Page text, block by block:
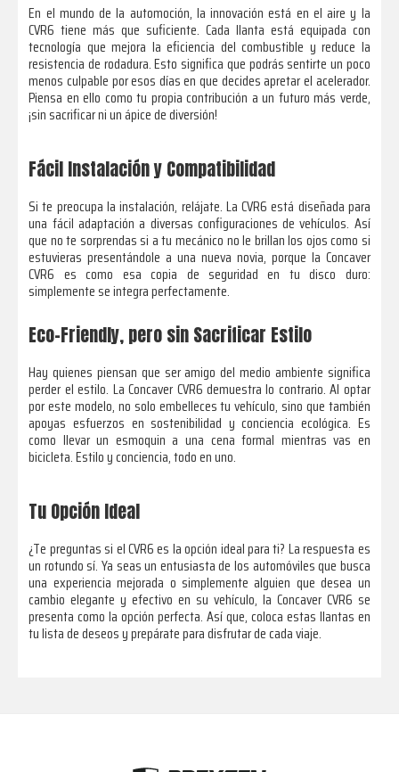
En el mundo de la automoción, la innovación está en el aire y la
CVR6 tiene más que suficiente. Cada llanta está equipada con
tecnología que mejora la eficiencia del combustible y reduce la
resistencia de rodadura. Esto significa que podrás sentirte un poco
menos culpable por esos días en que decides apretar el acelerador.
Piensa en ello como tu propia contribución a un futuro más verde,
¡sin sacrificar ni un ápice de diversión!
Fácil Instalación y Compatibilidad
Si te preocupa la instalación, relájate. La CVR6 está diseñada para
una fácil adaptación a diversas configuraciones de vehículos. Así
que no te sorprendas si a tu mecánico no le brillan los ojos como si
estuvieras presentándole a una nueva novia, porque la Concaver
CVR6 es como esa copia de seguridad en tu disco duro:
simplemente se integra perfectamente.
Eco-Friendly, pero sin Sacrificar Estilo
Hay quienes piensan que ser amigo del medio ambiente significa
perder el estilo. La Concaver CVR6 demuestra lo contrario. Al optar
por este modelo, no solo embelleces tu vehículo, sino que también
apoyas esfuerzos en sostenibilidad y conciencia ecológica. Es
como llevar un esmoquin a una cena formal mientras vas en
bicicleta. Estilo y conciencia, todo en uno.
Tu Opción Ideal
¿Te preguntas si el CVR6 es la opción ideal para ti? La respuesta es
un rotundo sí. Ya seas un entusiasta de los automóviles que busca
una experiencia mejorada o simplemente alguien que desea un
cambio elegante y efectivo en su vehículo, la Concaver CVR6 se
presenta como la opción perfecta. Así que, coloca estas llantas en
tu lista de deseos y prepárate para disfrutar de cada viaje.